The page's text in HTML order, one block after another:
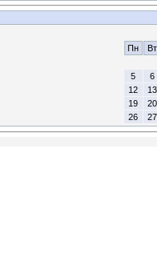
Пн Вт
5
6
12
13
19
20
26
27